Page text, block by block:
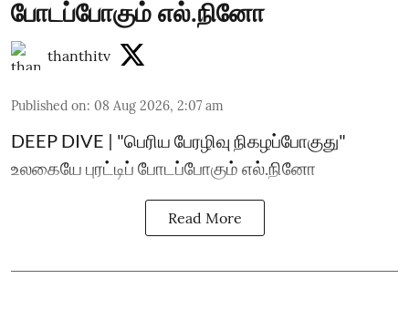
போடப்போகும் எல்.நினோ
thanthitv
Published on: 08 Aug 2026, 2:07 am
DEEP DIVE | "பெரிய பேரழிவு நிகழப்போகுது"
உலகையே புரட்டிப் போடப்போகும் எல்.நினோ
Read More